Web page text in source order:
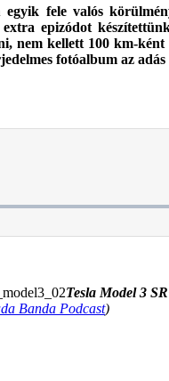
egyik fele valós
epizódot
nem kellett 100 km-
fotóalbum az
Tesla Model 3
Banda Podcast)